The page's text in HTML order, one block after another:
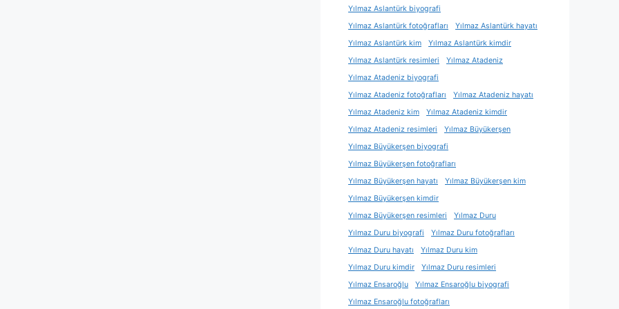
Yılmaz Aslantürk biyografi
Yılmaz Aslantürk fotoğrafları
Yılmaz Aslantürk hayatı
Yılmaz Aslantürk kim
Yılmaz Aslantürk kimdir
Yılmaz Aslantürk resimleri
Yılmaz Atadeniz
Yılmaz Atadeniz biyografi
Yılmaz Atadeniz fotoğrafları
Yılmaz Atadeniz hayatı
Yılmaz Atadeniz kim
Yılmaz Atadeniz kimdir
Yılmaz Atadeniz resimleri
Yılmaz Büyükerşen
Yılmaz Büyükerşen biyografi
Yılmaz Büyükerşen fotoğrafları
Yılmaz Büyükerşen hayatı
Yılmaz Büyükerşen kim
Yılmaz Büyükerşen kimdir
Yılmaz Büyükerşen resimleri
Yılmaz Duru
Yılmaz Duru biyografi
Yılmaz Duru fotoğrafları
Yılmaz Duru hayatı
Yılmaz Duru kim
Yılmaz Duru kimdir
Yılmaz Duru resimleri
Yılmaz Ensaroğlu
Yılmaz Ensaroğlu biyografi
Yılmaz Ensaroğlu fotoğrafları